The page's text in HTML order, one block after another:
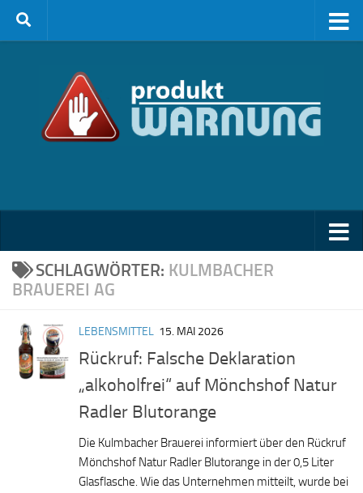
Zum Inhalt springen
SCHLAGWÖRTER: KULMBACHER
BRAUEREI AG
LEBENSMITTEL 15. MAI 2026
Rückruf: Falsche Deklaration
„alkoholfrei“ auf Mönchshof Natur
Radler Blutorange
Die Kulmbacher Brauerei informiert über den Rückruf
Mönchshof Natur Radler Blutorange in der 0,5 Liter
Glasflasche. Wie das Unternehmen mitteilt, wurde bei